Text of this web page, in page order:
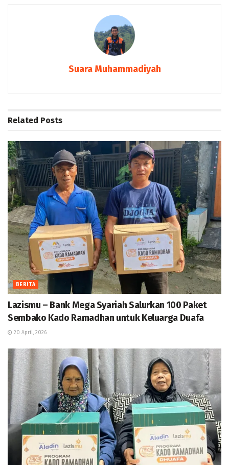
Suara Muhammadiyah
Related Posts
BERITA
Lazismu – Bank Mega Syariah Salurkan 100 Paket
Sembako Kado Ramadhan untuk Keluarga Duafa
20 April, 2026